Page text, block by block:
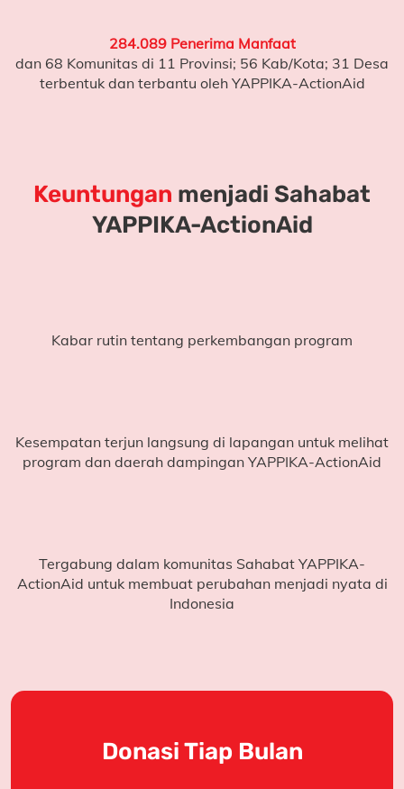
284.089 Penerima Manfaat
dan 68 Komunitas di 11 Provinsi; 56 Kab/Kota; 31 Desa
terbentuk dan terbantu oleh YAPPIKA-ActionAid
Keuntungan menjadi Sahabat
YAPPIKA-ActionAid
Kabar rutin tentang perkembangan program
Kesempatan terjun langsung di lapangan untuk melihat
program dan daerah dampingan YAPPIKA-ActionAid
Tergabung dalam komunitas Sahabat YAPPIKA-
ActionAid untuk membuat perubahan menjadi nyata di
Indonesia
Donasi Tiap Bulan